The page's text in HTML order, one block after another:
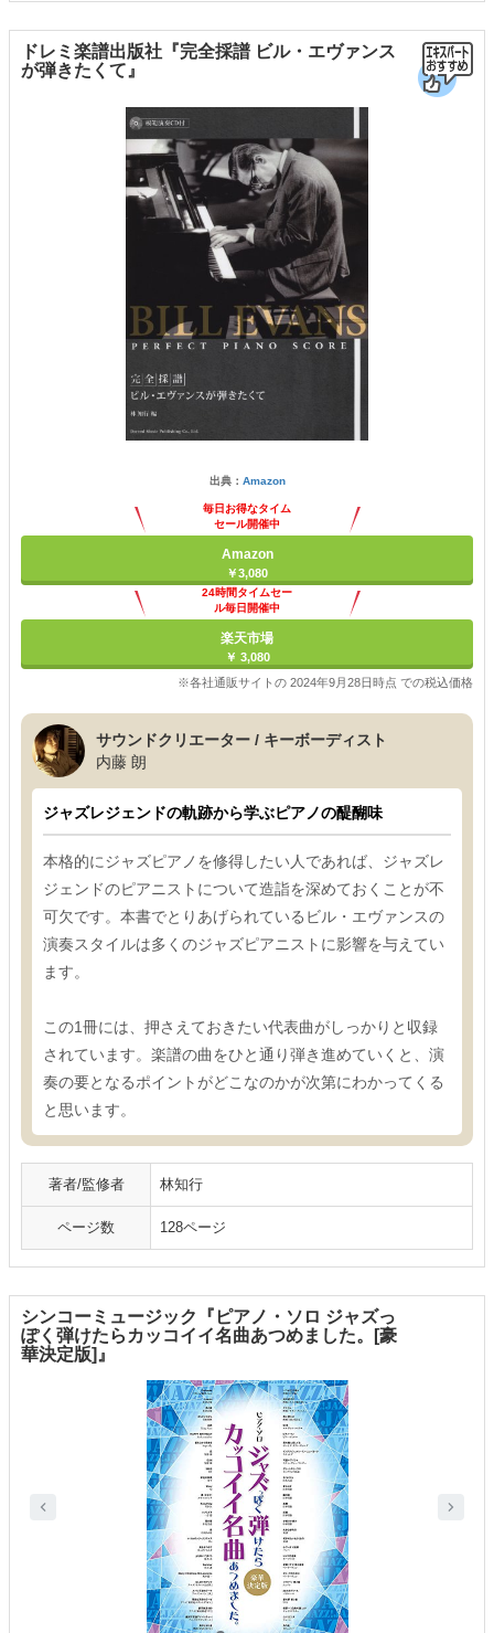
ドレミ楽譜出版社『完全採譜 ビル・エヴァンス
が弾きたくて』
出典： Amazon
毎日お得なタイム
セール開催中
Amazon
￥3,080
24時間タイムセー
ル毎日開催中
楽天市場
￥ 3,080
※各社通販サイトの 2024年9月28日時点 での税込価格
サウンドクリエーター / キーボーディスト
内藤 朗
ジャズレジェンドの軌跡から学ぶピアノの醍醐味
本格的にジャズピアノを修得したい人であれば、ジャズレ
ジェンドのピアニストについて造詣を深めておくことが不
可欠です。本書でとりあげられているビル・エヴァンスの
演奏スタイルは多くのジャズピアニストに影響を与えてい
ます。
この1冊には、押さえておきたい代表曲がしっかりと収録
されています。楽譜の曲をひと通り弾き進めていくと、演
奏の要となるポイントがどこなのかが次第にわかってくる
と思います。
著者/監修者 林知行
ページ数 128ページ
シンコーミュージック『ピアノ・ソロ ジャズっ
ぽく弾けたらカッコイイ名曲あつめました。[豪
華決定版]』